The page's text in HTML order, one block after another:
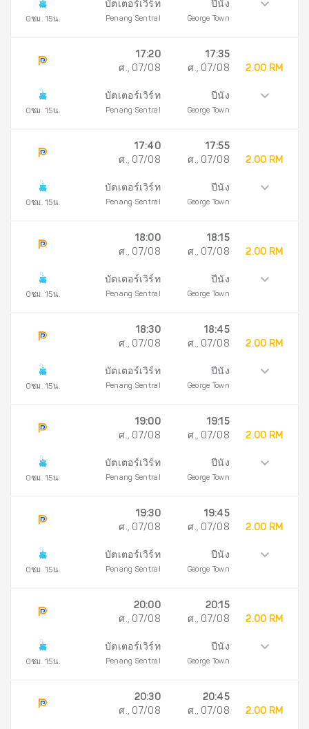
0ชม. 15น.
บัตเตอร์เวิร์ท
Penang Sentral
ปีนัง
George Town
0ชม. 15น.
17:20
ศ., 07/08
บัตเตอร์เวิร์ท
Penang Sentral
17:35
ศ., 07/08
ปีนัง
George Town
2.00 RM
0ชม. 15น.
17:40
ศ., 07/08
บัตเตอร์เวิร์ท
Penang Sentral
17:55
ศ., 07/08
ปีนัง
George Town
2.00 RM
0ชม. 15น.
18:00
ศ., 07/08
บัตเตอร์เวิร์ท
Penang Sentral
18:15
ศ., 07/08
ปีนัง
George Town
2.00 RM
0ชม. 15น.
18:30
ศ., 07/08
บัตเตอร์เวิร์ท
Penang Sentral
18:45
ศ., 07/08
ปีนัง
George Town
2.00 RM
0ชม. 15น.
19:00
ศ., 07/08
บัตเตอร์เวิร์ท
Penang Sentral
19:15
ศ., 07/08
ปีนัง
George Town
2.00 RM
0ชม. 15น.
19:30
ศ., 07/08
บัตเตอร์เวิร์ท
Penang Sentral
19:45
ศ., 07/08
ปีนัง
George Town
2.00 RM
0ชม. 15น.
20:00
ศ., 07/08
บัตเตอร์เวิร์ท
Penang Sentral
20:15
ศ., 07/08
ปีนัง
George Town
2.00 RM
20:30
ศ., 07/08
20:45
ศ., 07/08
2.00 RM